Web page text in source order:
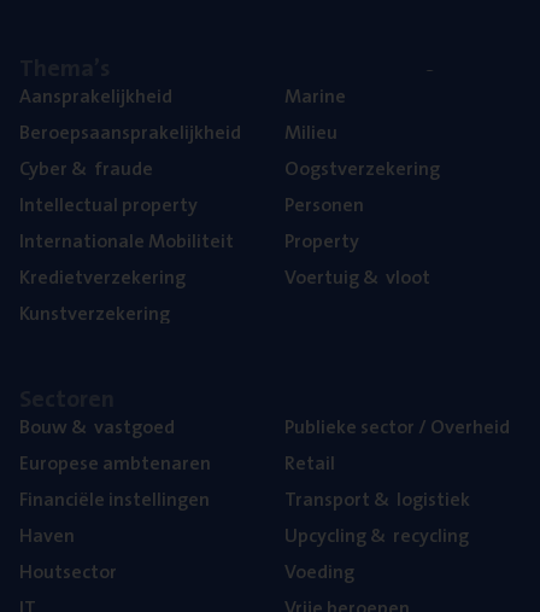
Aan­spra­ke­lijk­heid
Beroeps­aan­spra­ke­lijk­heid
Cyber& fraude
Intel­lec­tu­al property
Inter­na­ti­o­na­le Mobiliteit
Kre­diet­ver­ze­ke­ring
Kunst­ver­ze­ke­ring
Mari­ne
Mili­eu
Oogst­ver­ze­ke­ring
Per­so­nen
Pro­per­ty
Voer­tuig& vloot
Bouw& vastgoed
Euro­pe­se ambtenaren
Finan­ci­ë­le instellingen
Haven
Hout­sec­tor
Publie­ke sec­tor / Overheid
Retail
Trans­port& logistiek
Upcy­cling& recycling
Voe­ding